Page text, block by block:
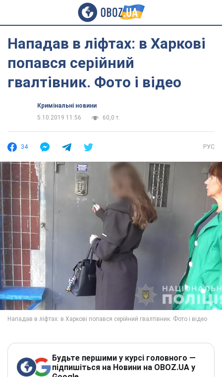
Нападав в ліфтах: в Харкові
попався серійний
гвалтівник. Фото і відео
Кримінальні новини
5.10.2019 11:56
60,0 т.
34 РУС
Будьте першими у курсі головного —
підпишіться на Новини на OBOZ.UA у